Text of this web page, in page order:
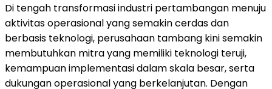
Di tengah transformasi industri pertambangan menuju
aktivitas operasional yang semakin cerdas dan
berbasis teknologi, perusahaan tambang kini semakin
membutuhkan mitra yang memiliki teknologi teruji,
kemampuan implementasi dalam skala besar, serta
dukungan operasional yang berkelanjutan. Dengan